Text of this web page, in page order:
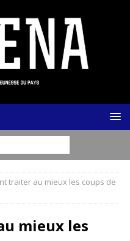
traiter au mieux les coups de
mieux les